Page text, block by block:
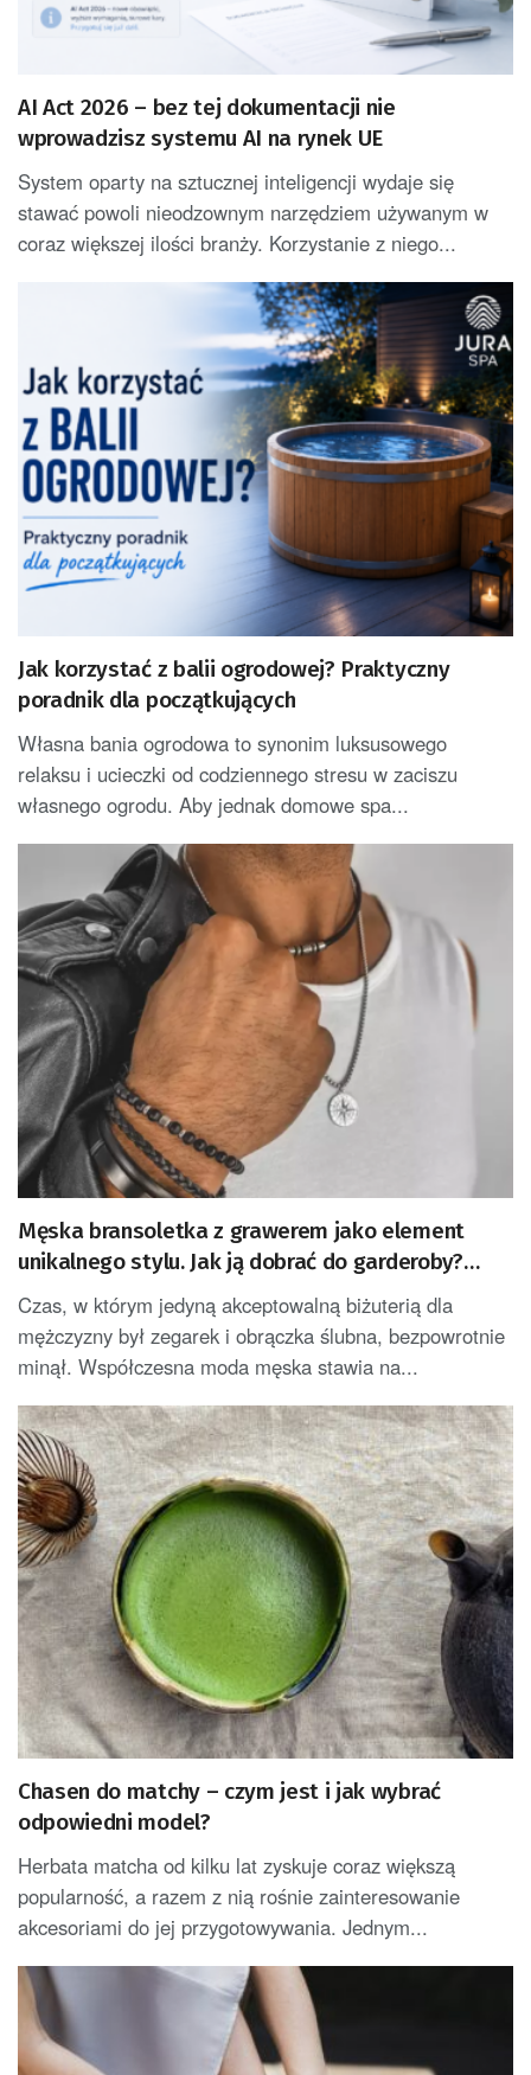
AI Act 2026 – bez tej dokumentacji nie
wprowadzisz systemu AI na rynek UE
System oparty na sztucznej inteligencji wydaje się
stawać powoli nieodzownym narzędziem używanym w
coraz większej ilości branży. Korzystanie z niego...
Jak korzystać z balii ogrodowej? Praktyczny
poradnik dla początkujących
Własna bania ogrodowa to synonim luksusowego
relaksu i ucieczki od codziennego stresu w zaciszu
własnego ogrodu. Aby jednak domowe spa...
Męska bransoletka z grawerem jako element
unikalnego stylu. Jak ją dobrać do garderoby?
Podpowiada Manoki
Czas, w którym jedyną akceptowalną biżuterią dla
mężczyzny był zegarek i obrączka ślubna, bezpowrotnie
minął. Współczesna moda męska stawia na...
Chasen do matchy – czym jest i jak wybrać
odpowiedni model?
Herbata matcha od kilku lat zyskuje coraz większą
popularność, a razem z nią rośnie zainteresowanie
akcesoriami do jej przygotowywania. Jednym...